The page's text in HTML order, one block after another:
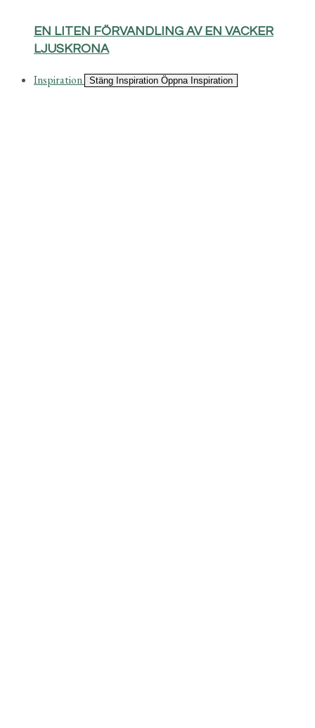
EN LITEN FÖRVANDLING AV EN VACKER
LJUSKRONA
Inspiration Stäng Inspiration Öppna Inspiration